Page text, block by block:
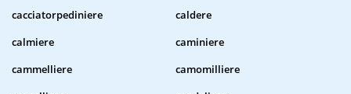
cacciatorpediniere
caldere
calmiere
caminiere
cammelliere
camomilliere